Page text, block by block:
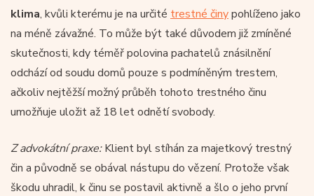
klima, kvůli kterému je na určité trestné činypohlíženo jako
na méně závažné. To může být také důvodem již zmíněné
skutečnosti, kdy téměř polovina pachatelů znásilnění
odchází od soudu domů pouze s podmíněným trestem,
ačkoliv nejtěžší možný průběh tohoto trestného činu
umožňuje uložit až 18 let odnětí svobody.
Z advokátní praxe:Klient byl stíhán za majetkový trestný
čin a původně se obával nástupu do vězení. Protože však
škodu uhradil, k činu se postavil aktivně a šlo o jeho první